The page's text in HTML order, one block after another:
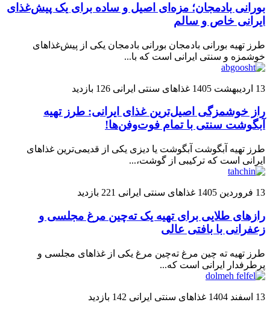
بورانی بادمجان؛ مزه‌ای اصیل و ساده برای یک پیش‌غذای
ایرانی خاص و سالم
طرز تهیه بورانی بادمجان بورانی بادمجان یکی از پیش‌غذاهای
خوشمزه و سنتی ایرانی است که با...
13 اردیبهشت 1405 غذاهای سنتی ایرانی 126 بازدید
راز خوشمزگی اصیل‌ترین غذای ایرانی: طرز تهیه
آبگوشت سنتی با تمام فوت‌وفن‌ها!
طرز تهیه آبگوشت آبگوشت یا دیزی یکی از قدیمی‌ترین غذاهای
ایرانی است که ترکیبی از گوشت،...
13 فروردین 1405 غذاهای سنتی ایرانی 221 بازدید
رازهای طلایی برای تهیه یک ته‌چین مرغ مجلسی و
زعفرانی با بافتی عالی
طرز تهیه ته چین مرغ ته‌چین مرغ یکی از غذاهای مجلسی و
پرطرفدار ایرانی است که...
13 اسفند 1404 غذاهای سنتی ایرانی 142 بازدید